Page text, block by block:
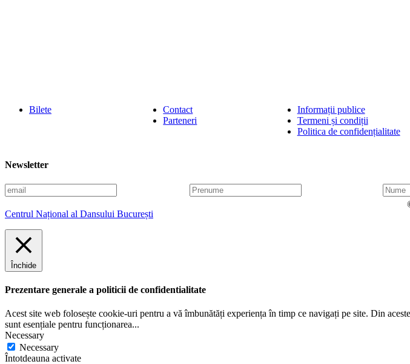
Bilete
Contact
Parteneri
Informații publice
Termeni și condiții
Politica de confidențialitate
Newsletter
E
m
a
i
l
P
r
N
u
Centrul Național al Dansului București
Închide
Prezentare generale a politicii de confidentialitate
Acest site web folosește cookie-uri pentru a vă îmbunătăți experiența în timp ce navigați pe site. Din
sunt esențiale pentru funcționarea...
Necessary
Necessary
Întotdeauna activate